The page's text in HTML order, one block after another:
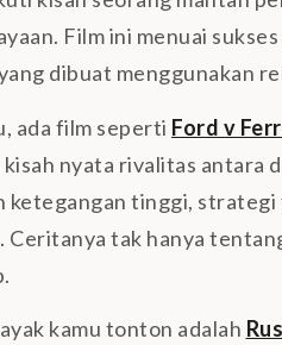
Film ini menuai
dibuat menggunakan
ada film seperti Ford v
nyata rivalitas antara
ketegangan tinggi,
Ceritanya tak hanya
kamu tonton adalah